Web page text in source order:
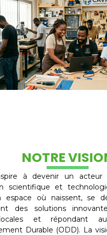
Entreprises acteurs
NOTRE
à devenir un
scientifique et
espace où naissent, se
des solutions
et répondant
Durable (ODD). La